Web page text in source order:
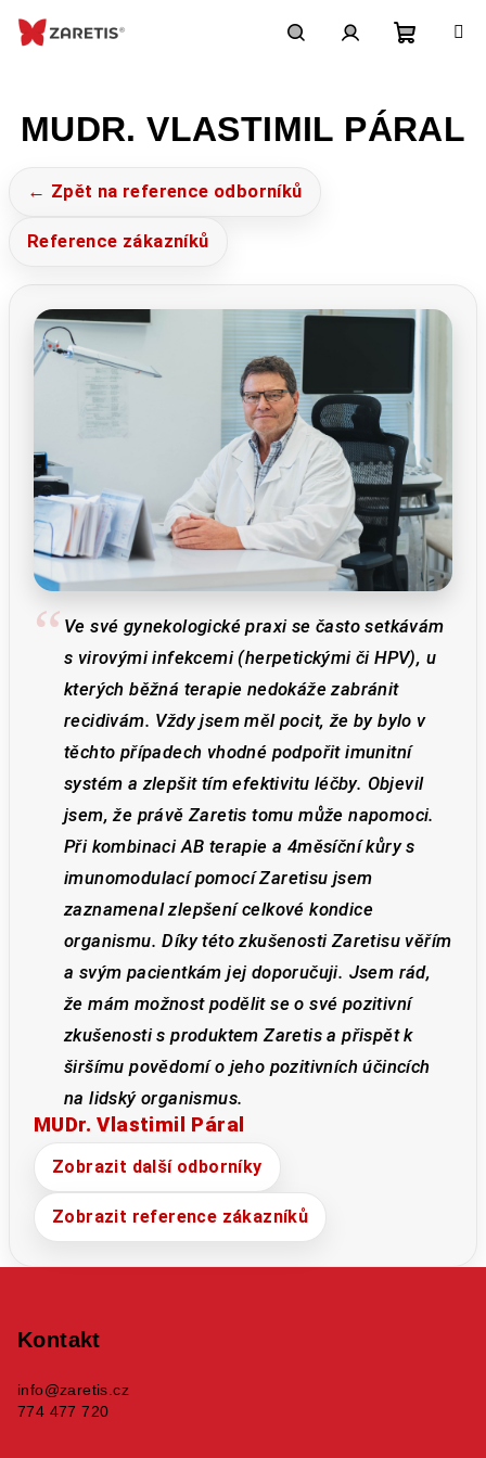
košík
MUDR. VLASTIMIL PÁRAL
← Zpět na reference odborníků
Reference zákazníků
Ve své gynekologické praxi se často setkávám
s virovými infekcemi (herpetickými či HPV), u
kterých běžná terapie nedokáže zabránit
recidivám. Vždy jsem měl pocit, že by bylo v
těchto případech vhodné podpořit imunitní
systém a zlepšit tím efektivitu léčby. Objevil
jsem, že právě Zaretis tomu může napomoci.
Při kombinaci AB terapie a 4měsíční kůry s
imunomodulací pomocí Zaretisu jsem
zaznamenal zlepšení celkové kondice
organismu. Díky této zkušenosti Zaretisu věřím
a svým pacientkám jej doporučuji. Jsem rád,
že mám možnost podělit se o své pozitivní
zkušenosti s produktem Zaretis a přispět k
širšímu povědomí o jeho pozitivních účincích
na lidský organismus.
MUDr. Vlastimil Páral
Zobrazit další odborníky
Zobrazit reference zákazníků
Kontakt
info@zaretis.cz
774 477 720